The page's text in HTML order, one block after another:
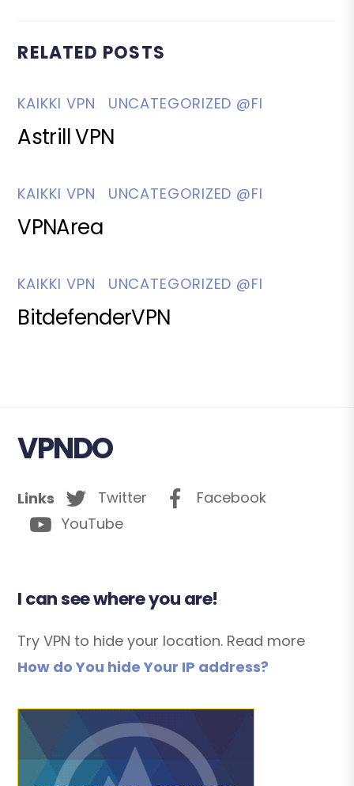
RELATED POSTS
KAIKKI VPN UNCATEGORIZED @FI
Astrill VPN
KAIKKI VPN UNCATEGORIZED @FI
VPNArea
KAIKKI VPN UNCATEGORIZED @FI
BitdefenderVPN
VPNDO
Links Twitter
Facebook
YouTube
I can see where you are!
Try VPN to hide your location. Read more
How do You hide Your IP address?